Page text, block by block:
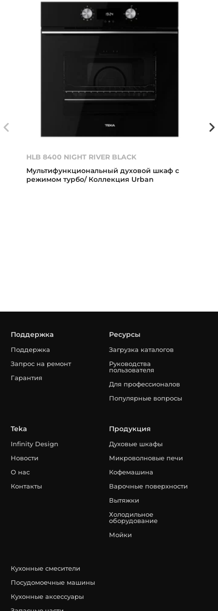
HLB 8400 NIGHT RIVER BLACK
Мультифункциональный духовой шкаф с
режимом турбо/ Коллекция Urban
Поддержка
Поддержка
Запрос на ремонт
Гарантия
Ресурсы
Загрузка каталогов
Руководства
пользователя
Для профессионалов
Популярные вопросы
Teka
Infinity Design
Новости
О нас
Контакты
Продукция
Духовые шкафы
Микроволновые печи
Кофемашина
Варочные поверхности
Вытяжки
Холодильное
оборудование
Мойки
Кухонные смесители
Посудомоечные машины
Кухонные аксессуары